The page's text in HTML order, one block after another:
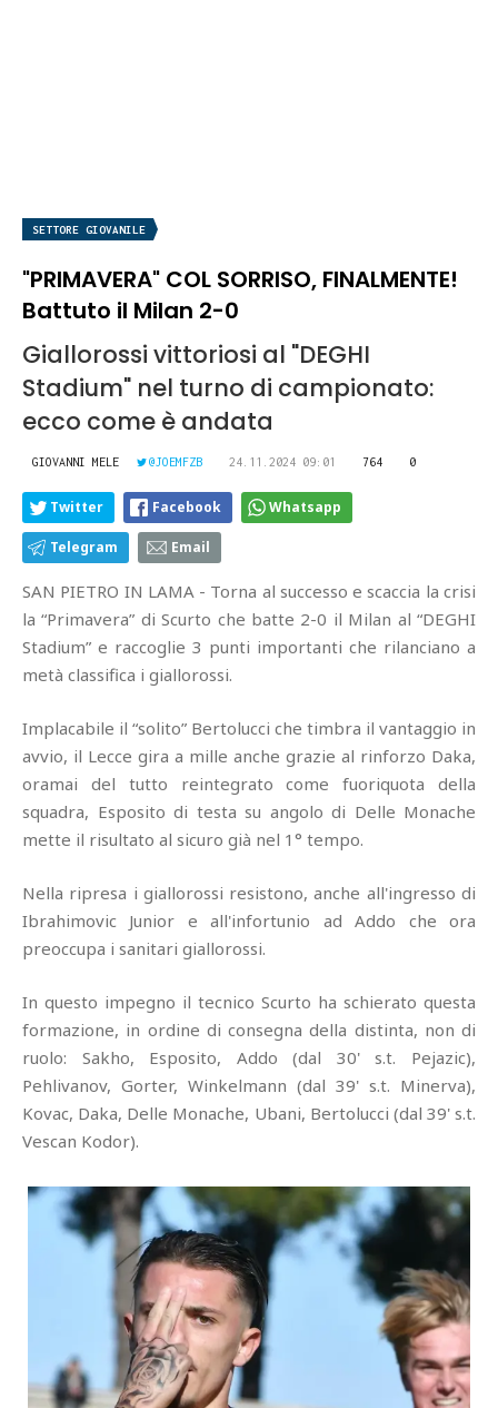
SETTORE GIOVANILE
"PRIMAVERA" COL SORRISO, FINALMENTE!
Battuto il Milan 2-0
Giallorossi vittoriosi al "DEGHI
Stadium" nel turno di campionato:
ecco come è andata
GIOVANNI MELE @JOEMFZB 24.11.2024 09:01 764 0
Twitter Facebook Whatsapp
Telegram Email
SAN PIETRO IN LAMA - Torna al successo e scaccia la crisi
la “Primavera” di Scurto che batte 2-0 il Milan al “DEGHI
Stadium” e raccoglie 3 punti importanti che rilanciano a
metà classifica i giallorossi.
Implacabile il “solito” Bertolucci che timbra il vantaggio in
avvio, il Lecce gira a mille anche grazie al rinforzo Daka,
oramai del tutto reintegrato come fuoriquota della
squadra, Esposito di testa su angolo di Delle Monache
mette il risultato al sicuro già nel 1° tempo.
Nella ripresa i giallorossi resistono, anche all'ingresso di
Ibrahimovic Junior e all'infortunio ad Addo che ora
preoccupa i sanitari giallorossi.
In questo impegno il tecnico Scurto ha schierato questa
formazione, in ordine di consegna della distinta, non di
ruolo: Sakho, Esposito, Addo (dal 30' s.t. Pejazic),
Pehlivanov, Gorter, Winkelmann (dal 39' s.t. Minerva),
Kovac, Daka, Delle Monache, Ubani, Bertolucci (dal 39' s.t.
Vescan Kodor).